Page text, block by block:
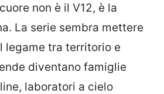
non è il V12, è la
La serie sembra mettere
legame tra territorio e
diventano famiglie
laboratori a cielo